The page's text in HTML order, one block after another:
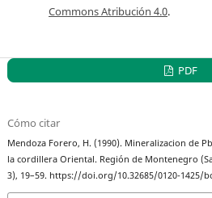
Commons Atribución 4.0.
PDF
Cómo citar
Mendoza Forero, H. (1990). Mineralizacion de
la cordillera Oriental. Región de Montenegro
3), 19–59. https://doi.org/10.32685/0120-1425/